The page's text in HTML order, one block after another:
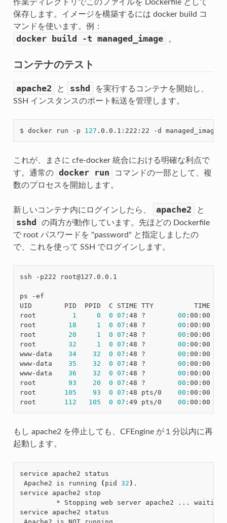
作業ディレクトリでこのファイルを Dockerfile として
保存します。イメージを構築するには docker build コ
マンドを使います。例：
docker build -t managed_image 。
コンテナのテスト
apache2 と sshd
を実行するコンテナを開始し、
SSH インスタンスのポート転送を管理します。
$ docker run -p 127 .0.0.1:222:22 -d managed_image
これが、まさに cfe-docker 統合における明確な利点で
す。通常の
docker run
コマンドの一部として、複
数のプロセスを開始します。
新しいコンテナ内にログインしたら、 apache2 と
sshd
の両方が動作しています。先ほどの Dockerfile
で root パスワードを "password" と指定しましたの
で、これを使って SSH でログインします。
ssh -p222 root@127.0.0.1
ps -ef
UID        PID  PPID  C STIME TTY          TIME CMD
root 1 0 0 07 :48 ? 00 :00:00 /
root 18 1 0 07 :48 ? 00 :00:00 /
root 20 1 0 07 :48 ? 00 :00:00 /
root 32 1 0 07 :48 ? 00 :00:00 /
www-data 34 32 0 07 :48 ? 00 :00:00 /
www-data 35 32 0 07 :48 ? 00 :00:00 /
www-data 36 32 0 07 :48 ? 00 :00:00 /
root 93 20 0 07 :48 ? 00 :00:00
root 105 93 0 07 :48 pts/0 00 :00:00 -
root 112 105 0 07 :49 pts/0 00
もし apache2 を停止しても、CFEngine が１分以内に再
起動します。
service apache2 status
Apache2 is running
( pid 32 ) .
service apache2 stop
* Stopping web server apache2 ...
service apache2 status